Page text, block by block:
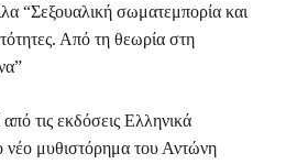
“Σεξουαλική σωματεμπορία και
Από τη θεωρία στη
τις εκδόσεις Ελληνικά
νέο μυθιστόρημα του Αντώνη